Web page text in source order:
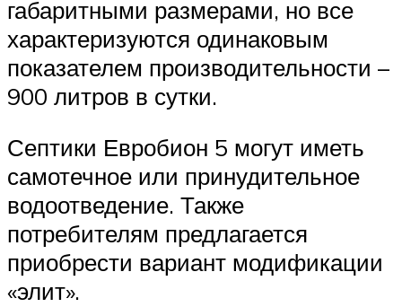
габаритными размерами, но все
характеризуются одинаковым
показателем производительности –
900 литров в сутки.
Септики Евробион 5 могут иметь
самотечное или принудительное
водоотведение. Также
потребителям предлагается
приобрести вариант модификации
«элит».